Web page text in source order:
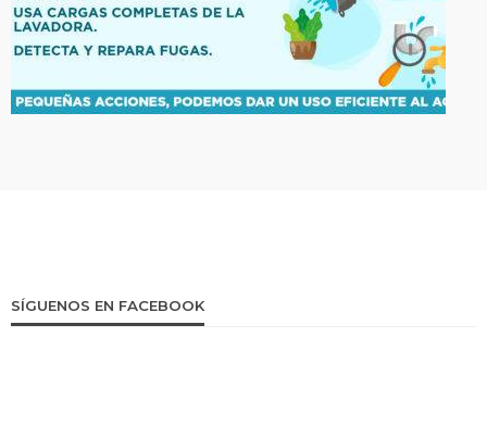
SÍGUENOS EN FACEBOOK